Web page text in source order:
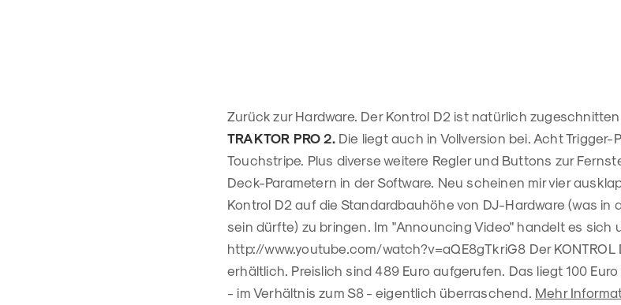
Zurück zur Hardware. Der Kontrol D2 ist natürlich
TRAKTOR PRO 2.Die liegt auch in Vollversion bei. Acht Trigger-
Touchstripe. Plus diverse weitere Regler und Buttons zur
Deck-Parametern in der Software. Neu scheinen mir vier
Kontrol D2 auf die Standardbauhöhe von DJ-Hardware (was in
sein dürfte) zu bringen. Im "Announcing Video" handelt es sich
http://www.youtube.com/watch?v=aQE8gTkriG8 Der
erhältlich. Preislich sind 489 Euro aufgerufen. Das liegt 100
- im Verhältnis zum S8 - eigentlich überraschend. Mehr